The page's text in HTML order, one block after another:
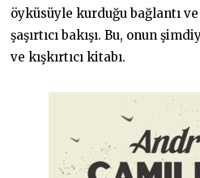
öyküsüyle kurduğu bağlantı ve
şaşırtıcı bakışı. Bu, onun
ve kışkırtıcı kitabı.